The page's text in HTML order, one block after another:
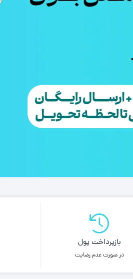
بازپرداخت پول
در صورت عدم رضایت